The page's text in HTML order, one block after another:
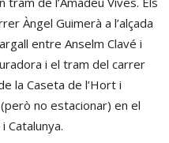
Àngel Guimerà a l’alçada
entre Anselm Clavé i
i el tram del carrer
la Caseta de l’Hort i
no estacionar) en el
Catalunya.